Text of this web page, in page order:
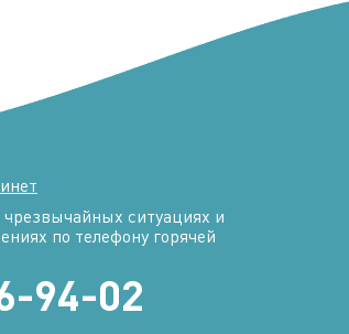
ситуациях и
по телефону горячей
94-02